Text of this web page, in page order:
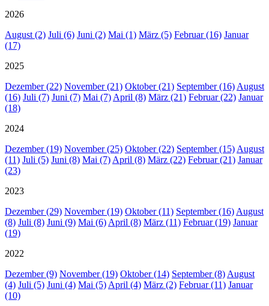
2026
August (2) Juli (6) Juni (2) Mai (1) März (5) Februar (16) Januar
(17)
2025
Dezember (22) November (21) Oktober (21) September (16)August
(16) Juli (7) Juni (7) Mai (7)April (8) März (21) Februar (22) Januar
(18)
2024
Dezember (19) November (25) Oktober (22) September (15)August
(11) Juli (5) Juni (8) Mai (7)April (8) März (22) Februar (21) Januar
(23)
2023
Dezember (29) November (19) Oktober (11) September (16)August
(8) Juli (8) Juni (9) Mai (6)April (8) März (11) Februar (19) Januar
(19)
2022
Dezember (9) November (19) Oktober (14) September (8)August
(4) Juli (5) Juni (4) Mai (5)April (4) März (2) Februar (11) Januar
(10)